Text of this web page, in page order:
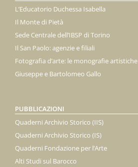
L’Educatorio Duchessa Isabella
Il Monte di Pietà
Sede Centrale dell’IBSP di Torino
Il San Paolo: agenzie e filiali
Fotografia d’arte: le monografie artistiche
Giuseppe e Bartolomeo Gallo
PUBBLICAZIONI
Quaderni Archivio Storico (IIS)
Quaderni Archivio Storico (IS)
Quaderni Fondazione per l’Arte
Alti Studi sul Barocco